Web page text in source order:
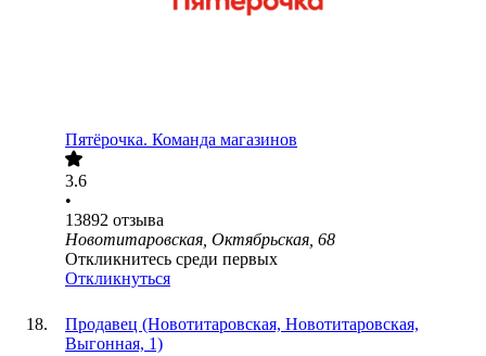
Пятёрочка. Команда магазинов
3.6
•
13892 отзыва
Новотитаровская, Октябрьская, 68
Откликнитесь среди первых
Откликнуться
Продавец (Новотитаровская, Новотитаровская,
Выгонная, 1)